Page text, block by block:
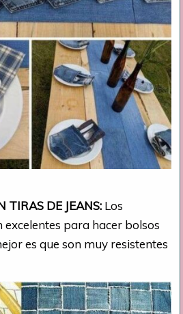
TIRAS DE JEANS: Los
excelentes para hacer bolsos
es que son muy resistentes